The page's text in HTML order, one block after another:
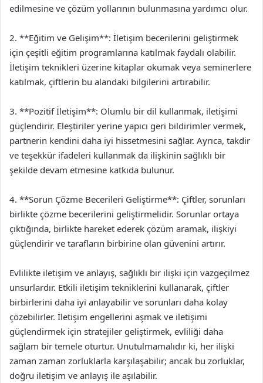
edilmesine ve çözüm yollarının bulunmasına yardımcı olur.
2. **Eğitim ve Gelişim**: İletişim becerilerini geliştirmek
için çeşitli eğitim programlarına katılmak faydalı olabilir.
İletişim teknikleri üzerine kitaplar okumak veya seminerlere
katılmak, çiftlerin bu alandaki bilgilerini artırabilir.
3. **Pozitif İletişim**: Olumlu bir dil kullanmak, iletişimi
güçlendirir. Eleştiriler yerine yapıcı geri bildirimler vermek,
partnerin kendini daha iyi hissetmesini sağlar. Ayrıca, takdir
ve teşekkür ifadeleri kullanmak da ilişkinin sağlıklı bir
şekilde devam etmesine katkıda bulunur.
4. **Sorun Çözme Becerileri Geliştirme**: Çiftler, sorunları
birlikte çözme becerilerini geliştirmelidir. Sorunlar ortaya
çıktığında, birlikte hareket ederek çözüm aramak, ilişkiyi
güçlendirir ve tarafların birbirine olan güvenini artırır.
Evlilikte iletişim ve anlayış, sağlıklı bir ilişki için vazgeçilmez
unsurlardır. Etkili iletişim tekniklerini kullanarak, çiftler
birbirlerini daha iyi anlayabilir ve sorunları daha kolay
çözebilirler. İletişim engellerini aşmak ve iletişimi
güçlendirmek için stratejiler geliştirmek, evliliği daha
sağlam bir temele oturtur. Unutulmamalıdır ki, her ilişki
zaman zaman zorluklarla karşılaşabilir; ancak bu zorluklar,
doğru iletişim ve anlayış ile aşılabilir.